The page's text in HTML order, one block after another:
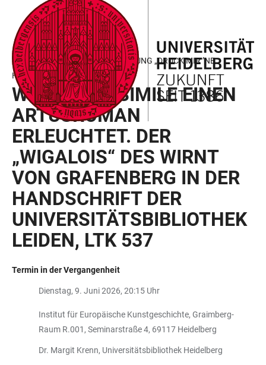
LINKS
ZUR
BARRIEREFREIHEIT
ZUM
HAUPTINHALT
HAUPTNAVIGATION
ÖFFNEN
WEBSEITENSUCHE
ÖFFNEN
VORTRAGSREIHE ZUR AUSSTELLUNG „DRUCK MIR ’NE
HANDSCHRIFT!“
WIE EIN FAKSIMILE EINEN
ARTUSROMAN
ERLEUCHTET. DER
„WIGALOIS“ DES WIRNT
VON GRAFENBERG IN DER
HANDSCHRIFT DER
UNIVERSITÄTSBIBLIOTHEK
LEIDEN, LTK 537
Termin in der Vergangenheit
Dienstag, 9. Juni 2026, 20:15 Uhr
Institut für Europäische Kunstgeschichte, Graimberg-
Raum R.001, Seminarstraße 4, 69117 Heidelberg
Dr. Margit Krenn, Universitätsbibliothek Heidelberg